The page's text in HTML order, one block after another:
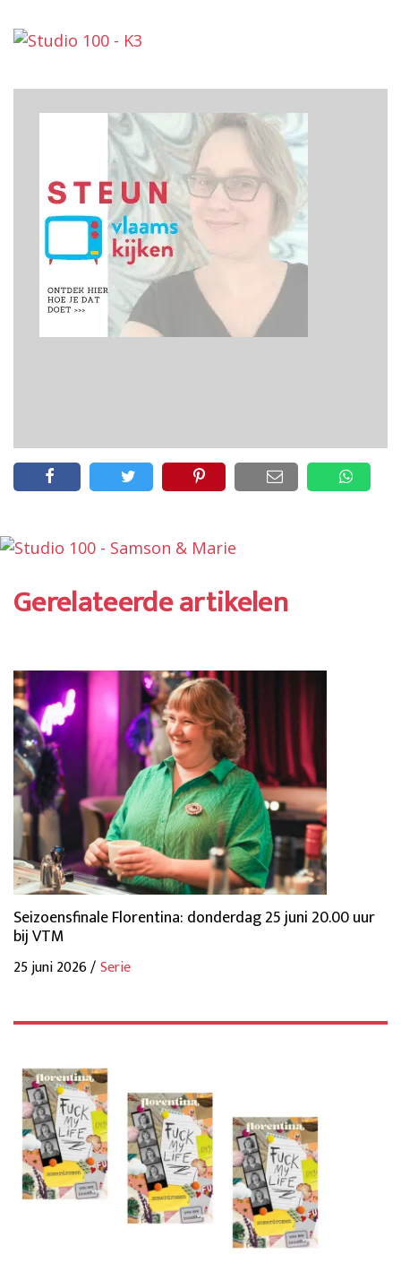
Gerelateerde artikelen
Seizoensfinale Florentina: donderdag 25 juni 20.00 uur
bij VTM
25 juni 2026 /Serie